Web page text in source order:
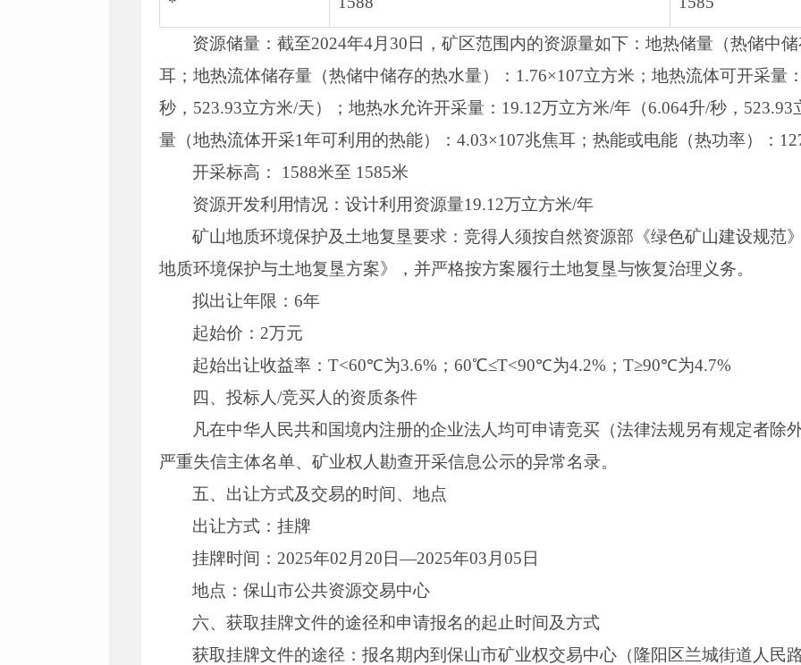
资源储量：截至2024年4月30日，矿区范围内的资源量如下：地热储量（热储中
耳；地热流体储存量（热储中储存的热水量）：1.76×107立方米；地热流体可开采量
秒，523.93立方米/天）；地热水允许开采量：19.12万立方米/年（6.064升/秒，
量（地热流体开采1年可利用的热能）：4.03×107兆焦耳；热能或电能（热功率）：
开采标高： 1588米至 1585米
资源开发利用情况：设计利用资源量19.12万立方米/年
矿山地质环境保护及土地复垦要求：竞得人须按自然资源部《绿色矿山建设规范
地质环境保护与土地复垦方案》，并严格按方案履行土地复垦与恢复治理义务。
拟出让年限：6年
起始价：2万元
起始出让收益率：T<60℃为3.6%；60℃≤T<90℃为4.2%；T≥90℃为4.7%
四、投标人/竞买人的资质条件
凡在中华人民共和国境内注册的企业法人均可申请竞买（法律法规另有规定者除
严重失信主体名单、矿业权人勘查开采信息公示的异常名录。
五、出让方式及交易的时间、地点
出让方式：挂牌
挂牌时间：2025年02月20日—2025年03月05日
地点：保山市公共资源交易中心
六、获取挂牌文件的途径和申请报名的起止时间及方式
获取挂牌文件的途径：报名期内到保山市矿业权交易中心（隆阳区兰城街道人民